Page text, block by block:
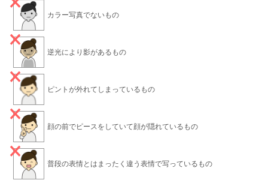
カラー写真でないもの
逆光により影があるもの
ピントが外れてしまっているもの
顔の前でピースをしていて顔が隠れているもの
普段の表情とはまったく違う表情で写っているもの